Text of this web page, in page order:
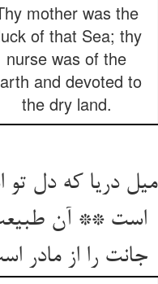
mother was the
of that Sea; thy
nurse was of the
and devoted to
the dry land.
میل دریا که دل تو
است ** آن
جانت را از مادر